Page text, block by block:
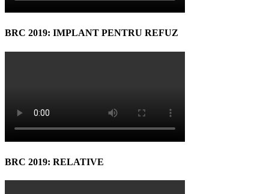
BRC 2019: IMPLANT PENTRU REFUZ
BRC 2019: RELATIVE